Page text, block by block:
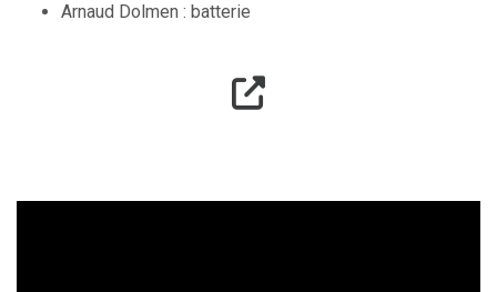
Arnaud Dolmen : batterie